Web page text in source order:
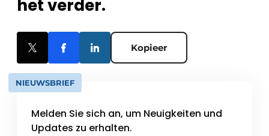
het verder.
Kopieer
NIEUWSBRIEF
Melden Sie sich an, um Neuigkeiten und
Updates zu erhalten.